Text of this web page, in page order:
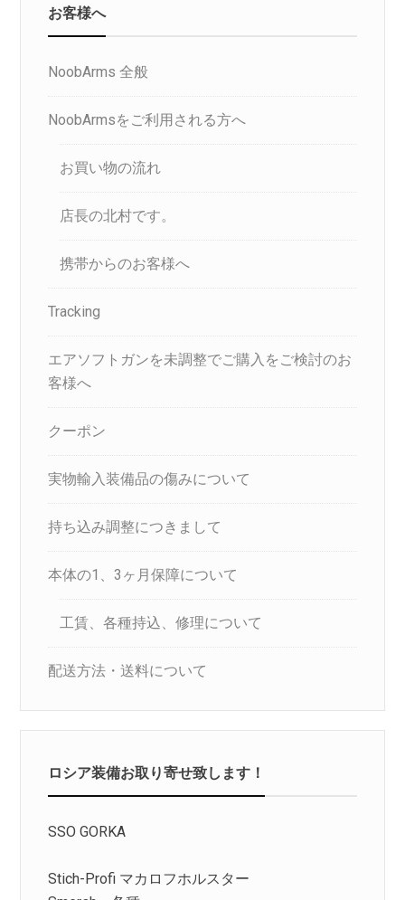
お客様へ
NoobArms 全般
NoobArmsをご利用される方へ
お買い物の流れ
店長の北村です。
携帯からのお客様へ
Tracking
エアソフトガンを未調整でご購入をご検討のお
客様へ
クーポン
実物輸入装備品の傷みについて
持ち込み調整につきまして
本体の1、3ヶ月保障について
工賃、各種持込、修理について
配送方法・送料について
ロシア装備お取り寄せ致します！
SSO GORKA
Stich-Profi マカロフホルスター